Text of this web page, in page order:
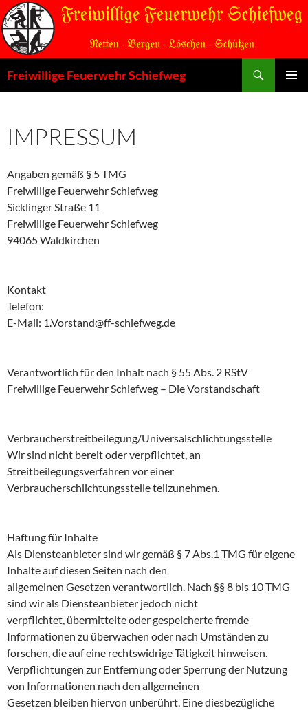
Zum
Inhalt
springen
Freiwillige Feuerwehr Schiefweg
IMPRESSUM
Angaben gemäß § 5 TMG
Freiwillige Feuerwehr Schiefweg
Sicklinger Straße 11
Freiwillige Feuerwehr Schiefweg
94065 Waldkirchen
Kontakt
Telefon:
E-Mail: 1.Vorstand@ff-schiefweg.de
Verantwortlich für den Inhalt nach § 55 Abs. 2 RStV
Freiwillige Feuerwehr Schiefweg – Die Vorstandschaft
Verbraucherstreitbeilegung/Universalschlichtungsstelle
Wir sind nicht bereit oder verpflichtet, an
Streitbeilegungsverfahren vor einer
Verbraucherschlichtungsstelle teilzunehmen.
Haftung für Inhalte
Als Diensteanbieter sind wir gemäß § 7 Abs.1 TMG für eigene
Inhalte auf diesen Seiten nach den
allgemeinen Gesetzen verantwortlich. Nach §§ 8 bis 10 TMG
sind wir als Diensteanbieter jedoch nicht
verpflichtet, übermittelte oder gespeicherte fremde
Informationen zu überwachen oder nach Umständen zu
forschen, die auf eine rechtswidrige Tätigkeit hinweisen.
Verpflichtungen zur Entfernung oder Sperrung der Nutzung
von Informationen nach den allgemeinen
Gesetzen bleiben hiervon unberührt. Eine diesbezügliche